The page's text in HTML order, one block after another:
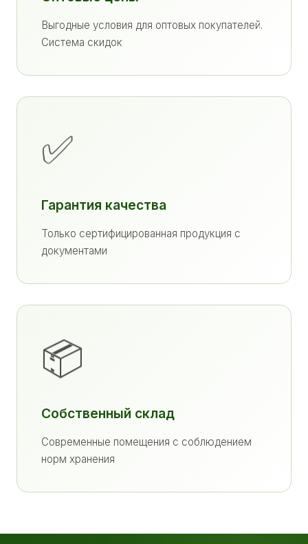
Выгодные условия для оптовых покупателей.
Система скидок
✅
Гарантия качества
Только сертифицированная продукция с
документами
📦
Собственный склад
Современные помещения с соблюдением
норм хранения